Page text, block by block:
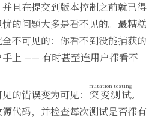
且在提交到版本控制之前就已得
的问题大多是看不见的。最糟糕
全不可见的：你看不到没能捕获的
上 —— 有时甚至连用户都看不
的错误变为可见： 突变测试
mutation testing
。
代码，并检查每次测试是否都有